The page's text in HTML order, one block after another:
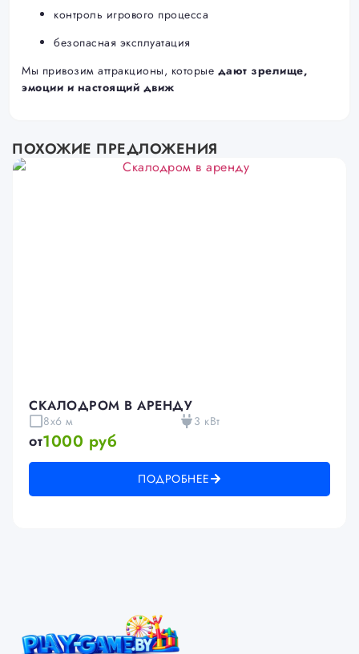
контроль игрового процесса
безопасная эксплуатация
Мы привозим аттракционы, которые дают зрелище,
эмоции и настоящий движ
ПОХОЖИЕ ПРЕДЛОЖЕНИЯ
СКАЛОДРОМ В АРЕНДУ
8x6 м 3 кВт
от1000 руб
ПОДРОБНЕЕ